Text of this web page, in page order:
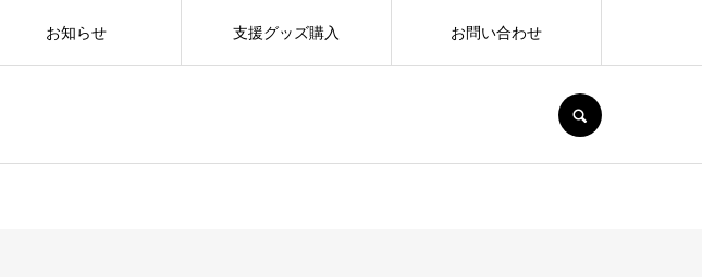
お知らせ 支援グッズ購入 お問い合わせ